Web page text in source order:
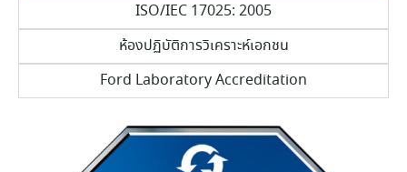
ISO/IEC 17025: 2005
ห้องปฏิบัติการวิเคราะห์เอกชน
Ford Laboratory Accreditation